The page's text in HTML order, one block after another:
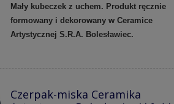
Mały kubeczek z uchem. Produkt ręcznie
formowany i dekorowany w Ceramice
Artystycznej S.R.A. Bolesławiec.
Czerpak-miska Ceramika